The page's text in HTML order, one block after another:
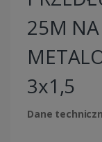
25M
3x1,5
Dane